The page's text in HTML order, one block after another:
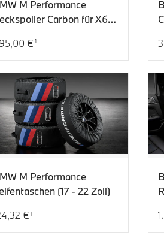
M Performance
Carbon für X6
Preis: 895,00 €
€ 1
M Performance
(17 - 22 Zoll)
Preis: 124,32 €
€ 1